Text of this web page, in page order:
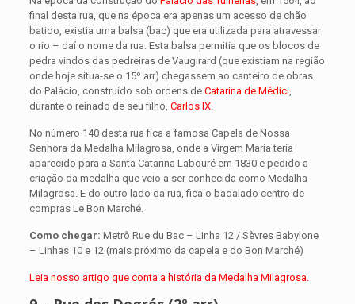
final desta rua, que na época era apenas um acesso de chão
batido, existia uma balsa (bac) que era utilizada para atravessar
o rio – daí o nome da rua. Esta balsa permitia que os blocos de
pedra vindos das pedreiras de Vaugirard (que existiam na região
onde hoje situa-se o 15º arr) chegassem ao canteiro de obras
do Palácio, construído sob ordens de Catarina de Médici,
durante o reinado de seu filho, Carlos IX.
No número 140 desta rua fica a famosa Capela de Nossa
Senhora da Medalha Milagrosa, onde a Virgem Maria teria
aparecido para a Santa Catarina Labouré em 1830 e pedido a
criação da medalha que veio a ser conhecida como Medalha
Milagrosa. E do outro lado da rua, fica o badalado centro de
compras Le Bon Marché.
Como chegar: Metrô Rue du Bac – Linha 12 / Sèvres Babylone
– Linhas 10 e 12 (mais próximo da capela e do Bon Marché)
Leia nosso artigo que conta a história da Medalha Milagrosa.